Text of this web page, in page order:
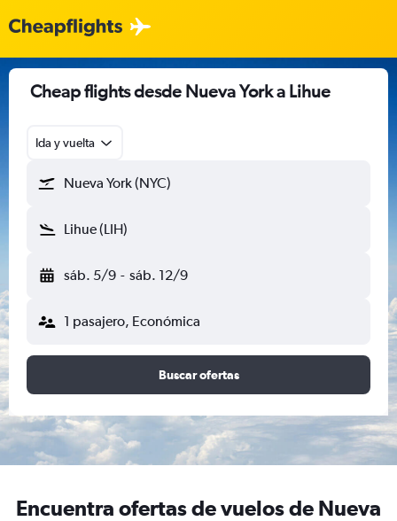
Cheap flights desde Nueva York a Lihue
Ida y vuelta
Nueva York (NYC)
Lihue (LIH)
sáb. 5/9 - sáb. 12/9
1 pasajero, Económica
Buscar ofertas
Encuentra ofertas de vuelos de Nueva